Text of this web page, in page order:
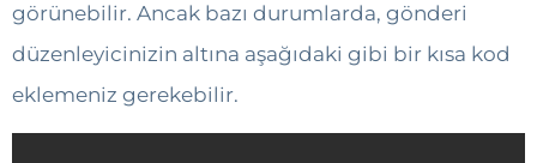
görünebilir. Ancak bazı durumlarda, gönderi
düzenleyicinizin altına aşağıdaki gibi bir kısa kod
eklemeniz gerekebilir.